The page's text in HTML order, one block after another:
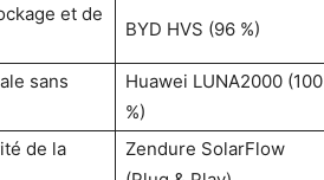
et de
BYD HVS (96 %)
sans
Huawei LUNA2000 (100
%)
de la
Zendure SolarFlow